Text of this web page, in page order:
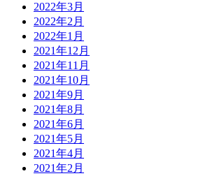
2022年3月
2022年2月
2022年1月
2021年12月
2021年11月
2021年10月
2021年9月
2021年8月
2021年6月
2021年5月
2021年4月
2021年2月